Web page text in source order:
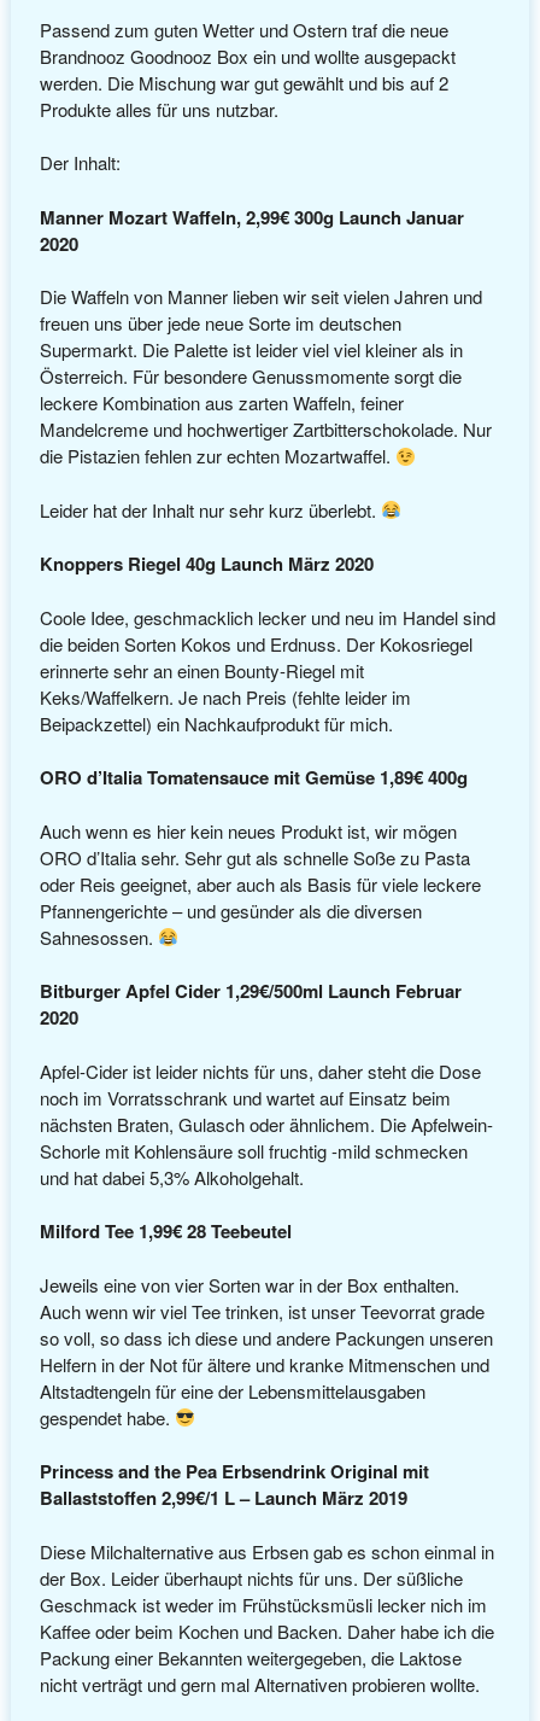
Passend zum guten Wetter und Ostern traf die neue
Brandnooz Goodnooz Box ein und wollte ausgepackt
werden. Die Mischung war gut gewählt und bis auf 2
Produkte alles für uns nutzbar.
Der Inhalt:
Manner Mozart Waffeln, 2,99€ 300g Launch Januar
2020
Die Waffeln von Manner lieben wir seit vielen Jahren und
freuen uns über jede neue Sorte im deutschen
Supermarkt. Die Palette ist leider viel viel kleiner als in
Österreich. Für besondere Genussmomente sorgt die
leckere Kombination aus zarten Waffeln, feiner
Mandelcreme und hochwertiger Zartbitterschokolade. Nur
die Pistazien fehlen zur echten Mozartwaffel.
Leider hat der Inhalt nur sehr kurz überlebt.
Knoppers Riegel 40g Launch März 2020
Coole Idee, geschmacklich lecker und neu im Handel sind
die beiden Sorten Kokos und Erdnuss. Der Kokosriegel
erinnerte sehr an einen Bounty-Riegel mit
Keks/Waffelkern. Je nach Preis (fehlte leider im
Beipackzettel) ein Nachkaufprodukt für mich.
ORO d’Italia Tomatensauce mit Gemüse 1,89€ 400g
Auch wenn es hier kein neues Produkt ist, wir mögen
ORO d’Italia sehr. Sehr gut als schnelle Soße zu Pasta
oder Reis geeignet, aber auch als Basis für viele leckere
Pfannengerichte – und gesünder als die diversen
Sahnesossen.
Bitburger Apfel Cider 1,29€/500ml Launch Februar
2020
Apfel-Cider ist leider nichts für uns, daher steht die Dose
noch im Vorratsschrank und wartet auf Einsatz beim
nächsten Braten, Gulasch oder ähnlichem. Die Apfelwein-
Schorle mit Kohlensäure soll fruchtig -mild schmecken
und hat dabei 5,3% Alkoholgehalt.
Milford Tee 1,99€ 28 Teebeutel
Jeweils eine von vier Sorten war in der Box enthalten.
Auch wenn wir viel Tee trinken, ist unser Teevorrat grade
so voll, so dass ich diese und andere Packungen unseren
Helfern in der Not für ältere und kranke Mitmenschen und
Altstadtengeln für eine der Lebensmittelausgaben
gespendet habe.
Princess and the Pea Erbsendrink Original mit
Ballaststoffen 2,99€/1 L – Launch März 2019
Diese Milchalternative aus Erbsen gab es schon einmal in
der Box. Leider überhaupt nichts für uns. Der süßliche
Geschmack ist weder im Frühstücksmüsli lecker nich im
Kaffee oder beim Kochen und Backen. Daher habe ich die
Packung einer Bekannten weitergegeben, die Laktose
nicht verträgt und gern mal Alternativen probieren wollte.